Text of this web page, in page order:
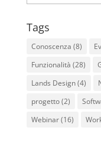
Tags
Conoscenza (8)
Funzionalità (28)
Lands Design(4)
progetto(2)
Webinar(16)